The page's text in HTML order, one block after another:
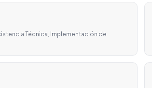
Técnica, Implementación de